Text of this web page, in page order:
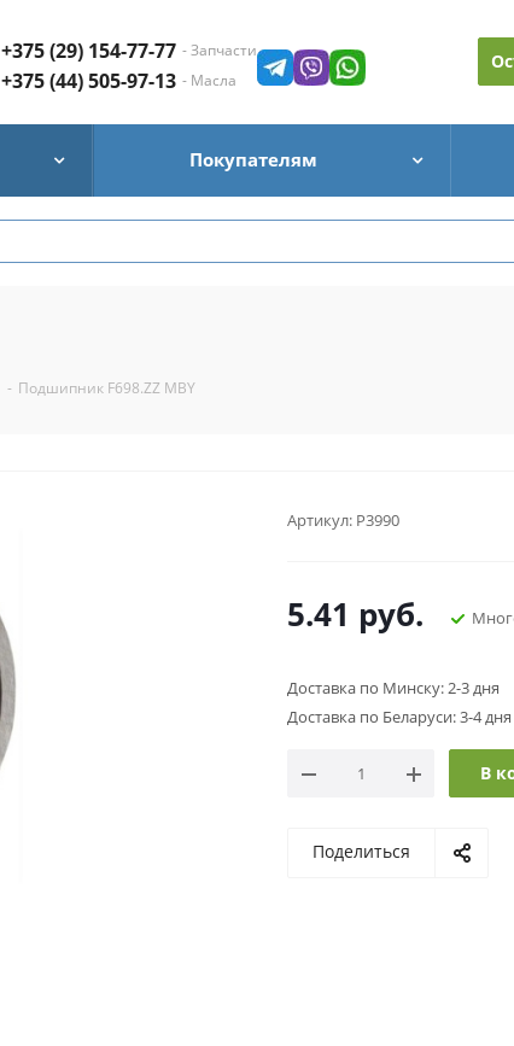
+375 (29) 154-77-77 - Запчасти
+375 (44) 505-97-13 - Масла
Покупателям
- Подшипник F698.ZZ MBY
Артикул: P3990
5.41 руб.
Доставка по Минску: 2-3 дня
Доставка по Беларуси: 3-4 дня
В
Поделиться